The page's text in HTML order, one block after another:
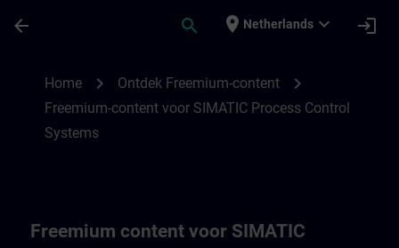
arrow_back search place Netherlands expand_more login
Home chevron_right Ontdek Freemium-content chevron_right
Freemium-content voor SIMATIC Process Control
Systems
Freemium content voor SIMATIC